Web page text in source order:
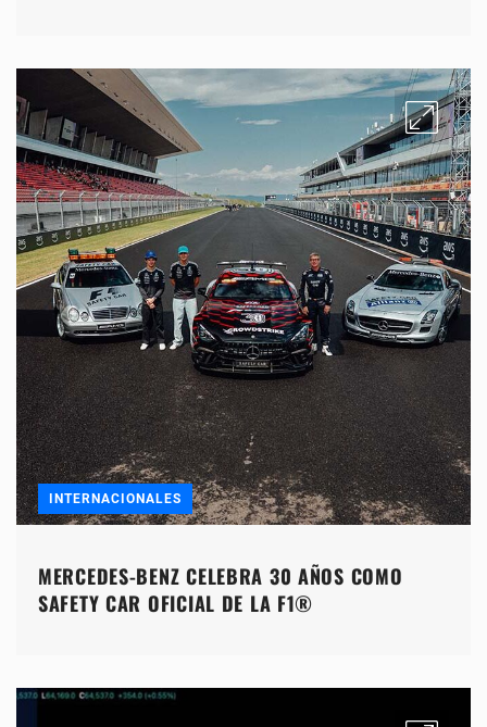
INTERNACIONALES
MERCEDES-BENZ CELEBRA 30 AÑOS COMO
SAFETY CAR OFICIAL DE LA F1®